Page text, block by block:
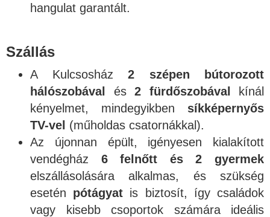
hangulat garantált.
Szállás
A Kulcsosház 2 szépen bútorozott
hálószobával
és 2 fürdőszobával
kínál
kényelmet, mindegyikben síkképernyős
TV-vel (műholdas csatornákkal).
Az újonnan épült, igényesen kialakított
vendégház 6 felnőtt és 2 gyermek
elszállásolására alkalmas, és szükség
esetén pótágyat is biztosít, így családok
vagy kisebb csoportok számára ideális